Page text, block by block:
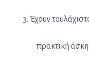
3. Έχουν
πρακτική